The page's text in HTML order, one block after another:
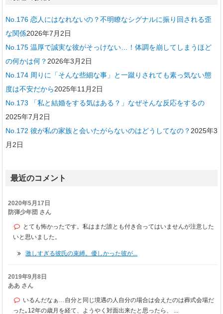
No.176 恋人にはなれないの？不明瞭なシグナルに振り回される歪
な関係2026年7月2日
No.175 温厚で誠実な彼がそっけない…！体調を崩してしまうほど
の何かは何？ 2026年3月2日
No.174 周りに「そんな些細な事」と一蹴りされても素っ気ない態
度は不安だから2025年11月2日
No.173 「私と結婚をする気はある？」なぜそんな反応をするの
2025年7月2日
No.172 彼が私の家族と会いたがらないのはどうしてなの？ 2025年3
月2日
最近のコメント
2020年5月17日
防弾少年団 さん
とても怖かったです。私はまだ誰とも付き合ってはいませんが注意した
いと思いました。
激しすぎる彼氏の束縛。優しかった彼が...
2019年9月8日
ああ さん
いるんだなぁ…自分と同じ境遇の人自分の場合は会えたのは葬式会場だ
った｡12年の歳月を経て、ようやく対面出来たと思ったら、 ...